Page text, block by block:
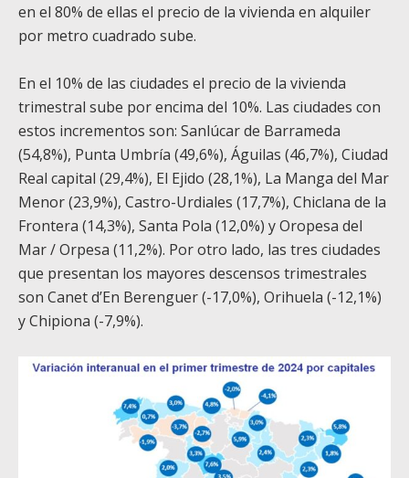
en el 80% de ellas el precio de la vivienda en alquiler
por metro cuadrado sube.
En el 10% de las ciudades el precio de la vivienda
trimestral sube por encima del 10%. Las ciudades con
estos incrementos son: Sanlúcar de Barrameda
(54,8%), Punta Umbría (49,6%), Águilas (46,7%), Ciudad
Real capital (29,4%), El Ejido (28,1%), La Manga del Mar
Menor (23,9%), Castro-Urdiales (17,7%), Chiclana de la
Frontera (14,3%), Santa Pola (12,0%) y Oropesa del
Mar / Orpesa (11,2%). Por otro lado, las tres ciudades
que presentan los mayores descensos trimestrales
son Canet d’En Berenguer (-17,0%), Orihuela (-12,1%)
y Chipiona (-7,9%).